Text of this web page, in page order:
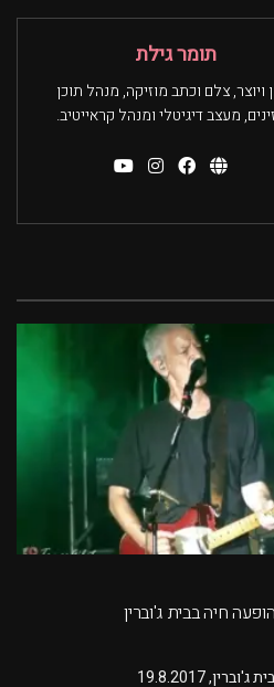
תומר גילת
ויוצר, צלם וכתב מוזיקה, מנהל תוכן
מעצב דיגיטלי ומנהל קראייטיב.
חיה בבית ג'וברין
19.8.2017